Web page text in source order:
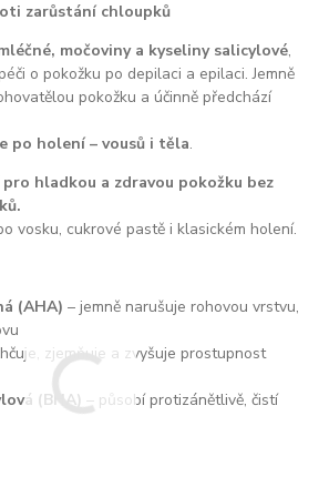
zarůstání chloupků
močoviny a kyseliny salicylové,
o pokožku po depilaci a epilaci. Jemně
pokožku a účinně předchází
po holení – vousů i těla.
hladkou a zdravou pokožku bez
vosku, cukrové pastě i klasickém holení.
(AHA) – jemně narušuje rohovou vrstvu,
zjemňuje a zvyšuje prostupnost
(BHA) – působí protizánětlivě, čistí